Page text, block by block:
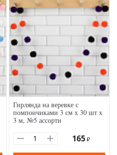
Гирлянда на веревке с
помпончиками 3 см х 30 шт х
3 м, №5 ассорти
165 ₽